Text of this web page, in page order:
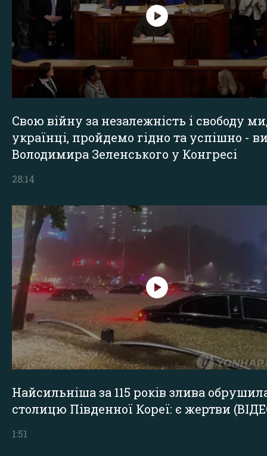
Свою війну за незалежність і свободу
українці, пройдемо гідно та успішно -
Володимира Зеленського у Конгресі
28:14
Найсильніша за 115 років злива
столицю Південної Кореї: є жертви
1:51